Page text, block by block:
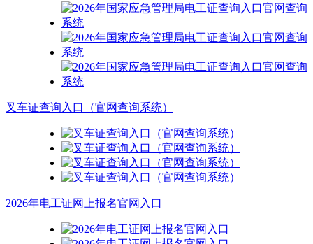
叉车证查询入口（官网查询系统）
2026年电工证网上报名官网入口